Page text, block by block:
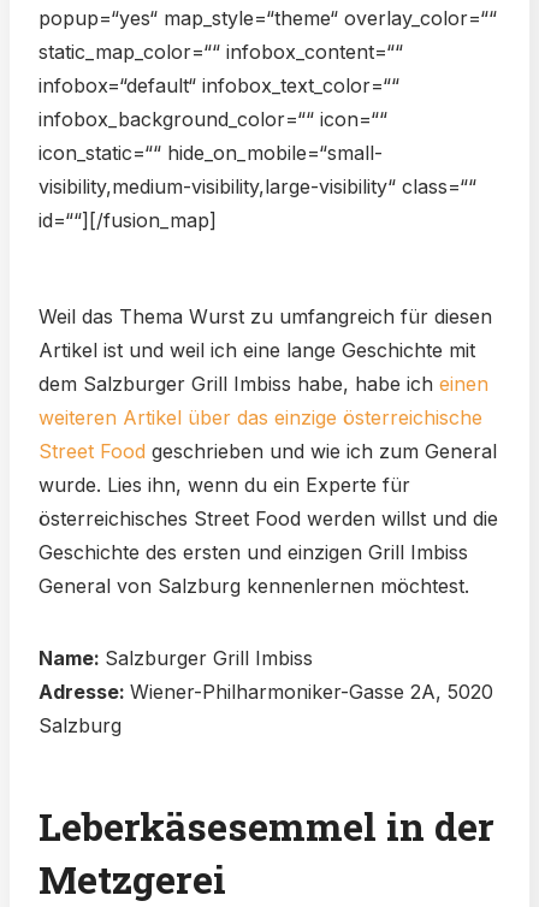
popup=“yes“ map_style=“theme“ overlay_color=““
static_map_color=““ infobox_content=““
infobox=“default“ infobox_text_color=““
infobox_background_color=““ icon=““
icon_static=““ hide_on_mobile=“small-
visibility,medium-visibility,large-visibility“ class=““
id=““][/fusion_map]
Weil das Thema Wurst zu umfangreich für diesen
Artikel ist und weil ich eine lange Geschichte mit
dem Salzburger Grill Imbiss habe, habe ich einen
weiteren Artikel über das einzige österreichische
Street Food geschrieben und wie ich zum General
wurde. Lies ihn, wenn du ein Experte für
österreichisches Street Food werden willst und die
Geschichte des ersten und einzigen Grill Imbiss
General von Salzburg kennenlernen möchtest.
Name: Salzburger Grill Imbiss
Adresse: Wiener-Philharmoniker-Gasse 2A, 5020
Salzburg
Leberkäsesemmel in der
Metzgerei